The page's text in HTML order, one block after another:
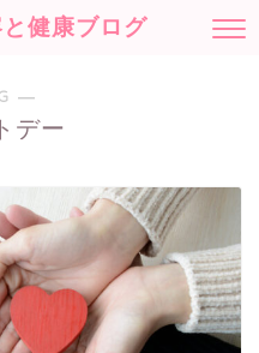
健康ブログ
―
デー